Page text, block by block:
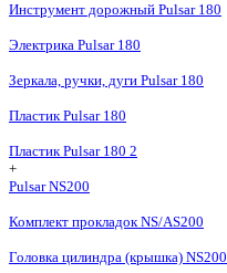
Инструмент дорожный Pulsar 180
Электрика Pulsar 180
Зеркала, ручки, дуги Pulsar 180
Пластик Pulsar 180
Пластик Pulsar 180 2
+
Pulsar NS200
Комплект прокладок NS/AS200
Головка цилиндра (крышка) NS200